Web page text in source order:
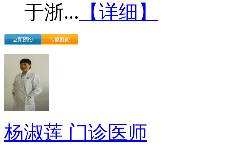
于浙... 【详细】
杨淑莲 门诊医师